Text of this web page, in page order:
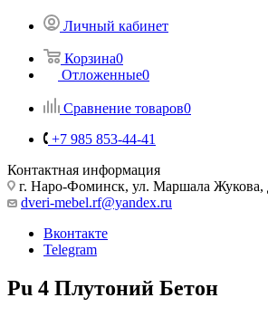
Личный кабинет
Корзина0
Отложенные0
Сравнение товаров0
+7 985 853-44-41
Контактная информация
г. Наро-Фоминск, ул. Маршала Жукова,
dveri-mebel.rf@yandex.ru
Вконтакте
Telegram
Pu 4 Плутоний Бетон